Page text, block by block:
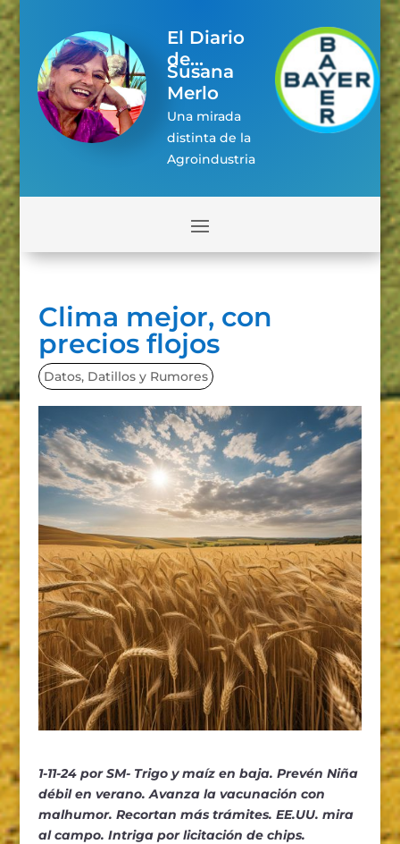
El Diario
de...
Susana
Merlo
Una mirada
distinta de la
Agroindustria
Clima mejor, con
precios flojos
Datos, Datillos y Rumores
1-11-24 por SM- Trigo y maíz en baja. Prevén Niña
débil en verano. Avanza la vacunación con
malhumor. Recortan más trámites. EE.UU. mira
al campo. Intriga por licitación de chips.